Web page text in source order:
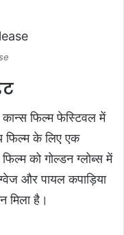
फिल्म फेस्टिवल में
फिल्म के लिए एक
को गोल्डन ग्लोब्स में
और पायल कपाड़िया
मिला है।